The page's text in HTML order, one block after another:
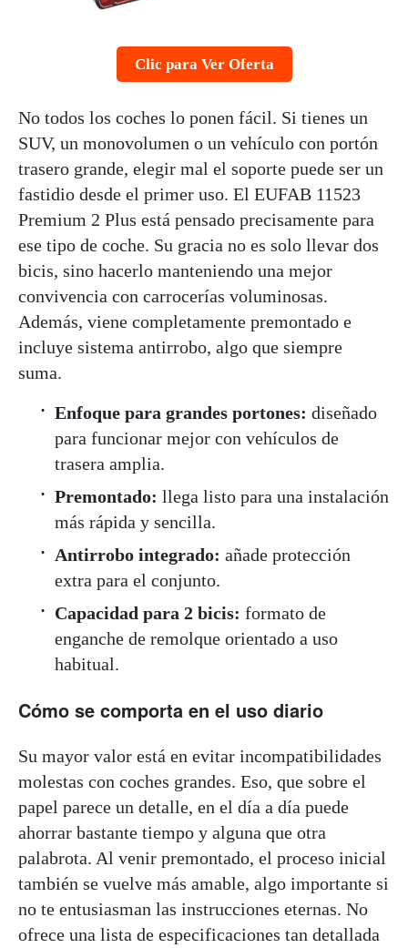
Clic para Ver Oferta
No todos los coches lo ponen fácil. Si tienes un
SUV, un monovolumen o un vehículo con portón
trasero grande, elegir mal el soporte puede ser un
fastidio desde el primer uso. El EUFAB 11523
Premium 2 Plus está pensado precisamente para
ese tipo de coche. Su gracia no es solo llevar dos
bicis, sino hacerlo manteniendo una mejor
convivencia con carrocerías voluminosas.
Además, viene completamente premontado e
incluye sistema antirrobo, algo que siempre
suma.
Enfoque para grandes portones: diseñado
para funcionar mejor con vehículos de
trasera amplia.
Premontado: llega listo para una instalación
más rápida y sencilla.
Antirrobo integrado: añade protección
extra para el conjunto.
Capacidad para 2 bicis: formato de
enganche de remolque orientado a uso
habitual.
Cómo se comporta en el uso diario
Su mayor valor está en evitar incompatibilidades
molestas con coches grandes. Eso, que sobre el
papel parece un detalle, en el día a día puede
ahorrar bastante tiempo y alguna que otra
palabrota. Al venir premontado, el proceso inicial
también se vuelve más amable, algo importante si
no te entusiasman las instrucciones eternas. No
ofrece una lista de especificaciones tan detallada